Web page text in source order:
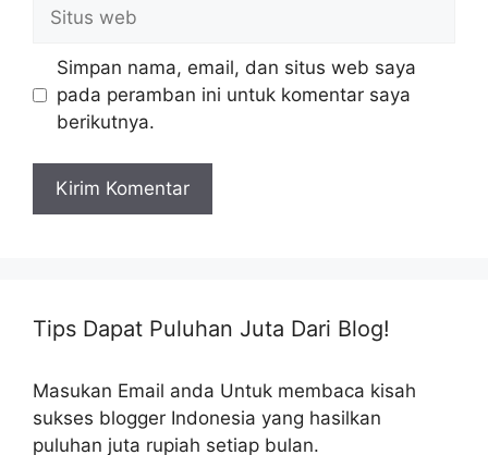
web
Simpan nama, email, dan situs web saya
pada peramban ini untuk komentar saya
berikutnya.
Tips Dapat Puluhan Juta Dari Blog!
Masukan Email anda Untuk membaca kisah
sukses blogger Indonesia yang hasilkan
puluhan juta rupiah setiap bulan.